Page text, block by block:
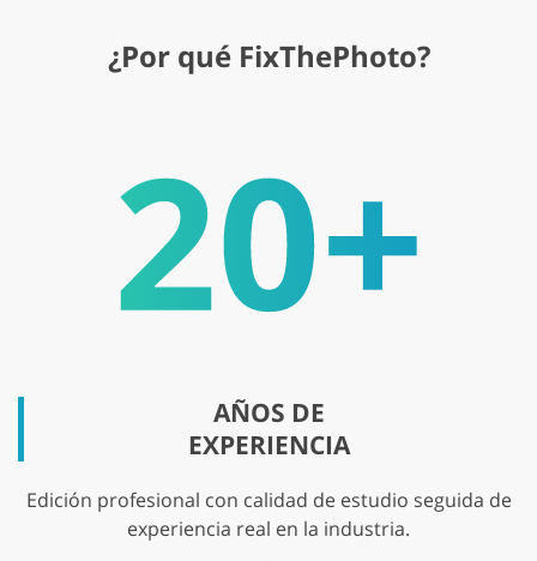
¿Por qué FixThePhoto?
AÑOS DE
EXPERIENCIA
Edición profesional con calidad de estudio seguida de
experiencia real en la industria.